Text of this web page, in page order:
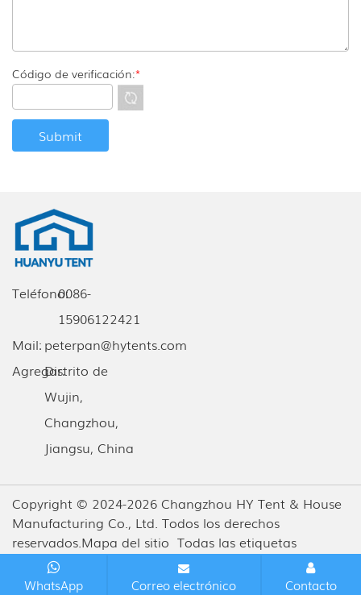
Código de verificación:*
Agregar:Distrito de
Wujin,
Changzhou,
Jiangsu, China
Teléfono:0086-
15906122421
Mail: peterpan@hytents.com
Copyright © 2024-2026 Changzhou HY Tent & House
Manufacturing Co., Ltd. Todos los derechos
reservados. Mapa del sitio Todas las etiquetas
WhatsApp Correo electrónico Contacto